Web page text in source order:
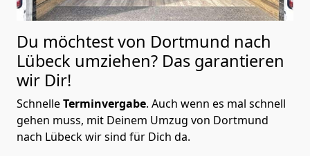
Du möchtest von Dortmund nach
Lübeck umziehen? Das garantieren
wir Dir!
SchnelleTerminvergabe. Auch wenn es mal schnell
gehen muss, mit Deinem Umzug von Dortmund
nach Lübeck wir sind für Dich da.